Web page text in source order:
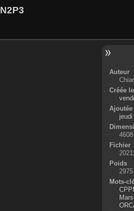
Auteur
Créée le
Ajoutée
Fichier
Poids
Mots-